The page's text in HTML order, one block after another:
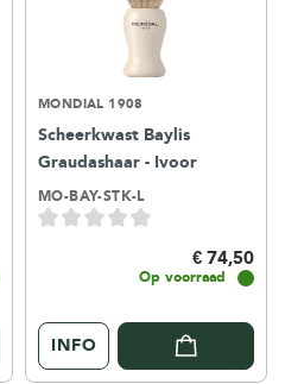
MONDIAL 1908
Scheerkwast Baylis
Graudashaar - Ivoor
MO-BAY-STK-L
€ 74,50
Op voorraad
INFO